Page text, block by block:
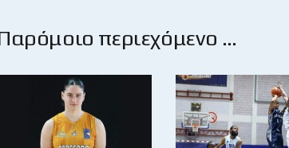
περιεχόμενο …